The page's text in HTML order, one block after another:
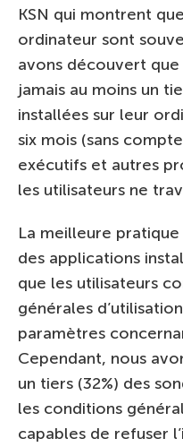
KSN qui montrent
ordinateur sont
avons découvert que
jamais au moins un
installées sur leur
six mois (sans
exécutifs et autres
les utilisateurs ne
La meilleure
des applications
que les utilisateurs
générales
paramètres
Cependant, nous
un tiers (32%) des
les conditions
capables de refuser